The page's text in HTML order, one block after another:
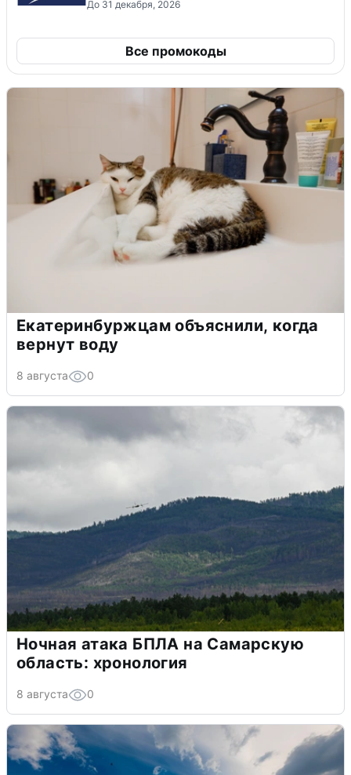
До 31 декабря, 2026
Все промокоды
Екатеринбуржцам объяснили, когда
вернут воду
8 августа 0
Ночная атака БПЛА на Самарскую
область: хронология
8 августа 0